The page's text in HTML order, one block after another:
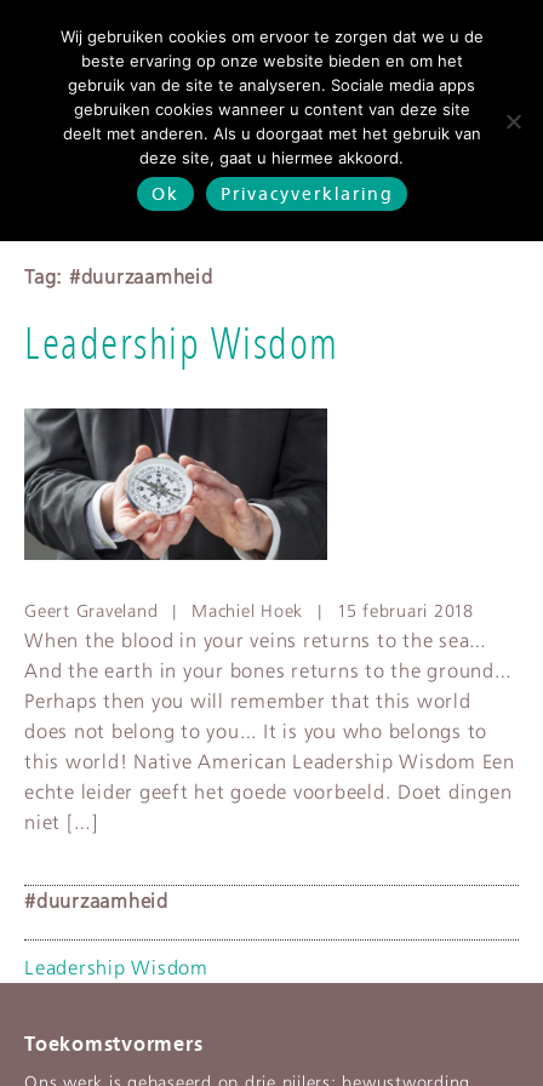
Blog
#duurzaamheid
Leadership Wisdom
Tag: #duurzaamheid
Leadership Wisdom
Geert Graveland | Machiel Hoek | 15 februari 2018
When the blood in your veins returns to the sea…
And the earth in your bones returns to the ground…
Perhaps then you will remember that this world
does not belong to you… It is you who belongs to
this world! Native American Leadership Wisdom Een
echte leider geeft het goede voorbeeld. Doet dingen
niet […]
Toekomstvormers
Wij gebruiken cookies om ervoor te zorgen dat we u de
beste ervaring op onze website bieden en om het
gebruik van de site te analyseren. Sociale media apps
gebruiken cookies wanneer u content van deze site
deelt met anderen. Als u doorgaat met het gebruik van
deze site, gaat u hiermee akkoord.
Ok Privacyverklaring